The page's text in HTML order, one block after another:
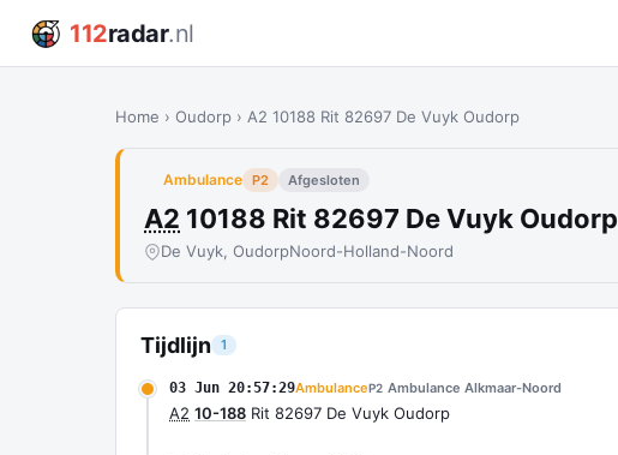
112radar.nl
Home › Oudorp › A2 10188 Rit 82697 De Vuyk Oudorp
Ambulance P2 Afgesloten
A2 10188 Rit 82697 De Vuyk Oudorp
De Vuyk, OudorpNoord-Holland-Noord
Tijdlijn 1
03 Jun 20:57:29AmbulanceP2 Ambulance Alkmaar-Noord
A2 10-188 Rit 82697 De Vuyk Oudorp